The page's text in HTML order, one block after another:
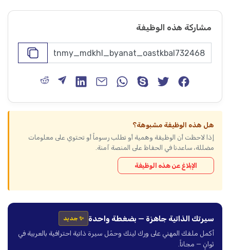
مشاركة هذه الوظيفة
هل هذه الوظيفة مشبوهة؟
إذا لاحظت أن الوظيفة وهمية أو تطلب رسوماً أو تحتوي على معلومات
مضللة، ساعدنا في الحفاظ على المنصة آمنة.
الإبلاغ عن هذه الوظيفة
سيرتك الذاتية جاهزة — بضغطة واحدة ✨ جديد
أكمل ملفك المهني على ورك لينك وحمّل سيرة ذاتية احترافية بالعربية في
ثوانٍ — مجاناً.